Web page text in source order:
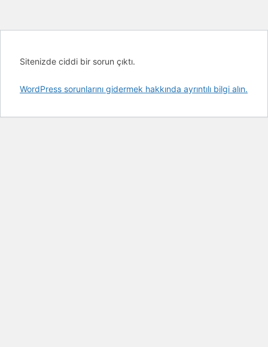
Sitenizde ciddi bir sorun çıktı.
WordPress sorunlarını gidermek hakkında ayrıntılı bilgi alın.